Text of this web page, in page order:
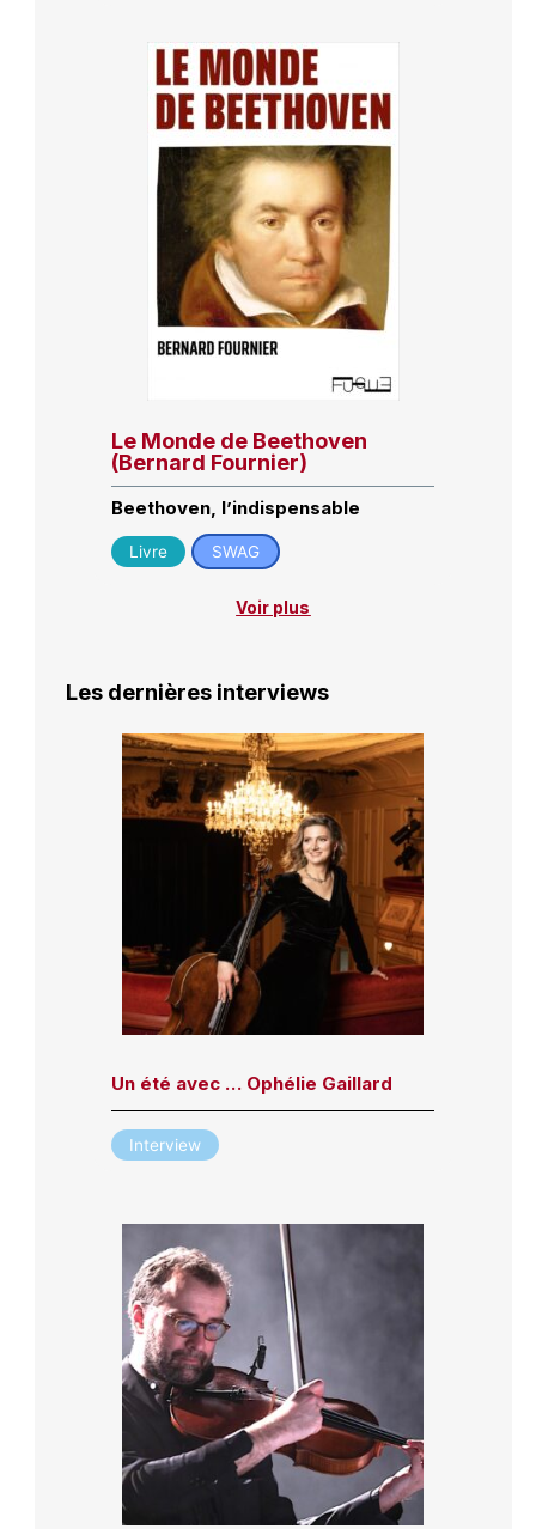
Le Monde de Beethoven
(Bernard Fournier)
Beethoven, l’indispensable
Livre SWAG
Voir plus
Les dernières interviews
Un été avec … Ophélie Gaillard
Interview